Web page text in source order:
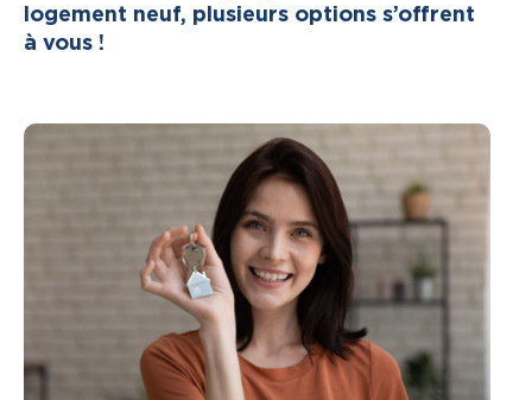
logement neuf, plusieurs options s’offrent
à vous !